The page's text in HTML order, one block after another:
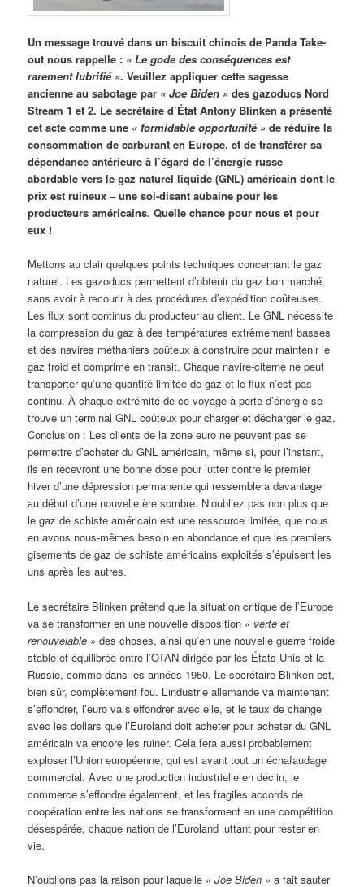
Un message trouvé dans un biscuit chinois de Panda Take-
out nous rappelle : « Le gode des conséquences est
rarement lubrifié ». Veuillez appliquer cette sagesse
ancienne au sabotage par « Joe Biden » des gazoducs Nord
Stream 1 et 2. Le secrétaire d’État Antony Blinken a présenté
cet acte comme une « formidable opportunité » de réduire la
consommation de carburant en Europe, et de transférer sa
dépendance antérieure à l’égard de l’énergie russe
abordable vers le gaz naturel liquide (GNL) américain dont le
prix est ruineux – une soi-disant aubaine pour les
producteurs américains. Quelle chance pour nous et pour
eux !
Mettons au clair quelques points techniques concernant le gaz
naturel. Les gazoducs permettent d’obtenir du gaz bon marché,
sans avoir à recourir à des procédures d’expédition coûteuses.
Les flux sont continus du producteur au client. Le GNL nécessite
la compression du gaz à des températures extrêmement basses
et des navires méthaniers coûteux à construire pour maintenir le
gaz froid et comprimé en transit. Chaque navire-citerne ne peut
transporter qu’une quantité limitée de gaz et le flux n’est pas
continu. À chaque extrémité de ce voyage à perte d’énergie se
trouve un terminal GNL coûteux pour charger et décharger le gaz.
Conclusion : Les clients de la zone euro ne peuvent pas se
permettre d’acheter du GNL américain, même si, pour l’instant,
ils en recevront une bonne dose pour lutter contre le premier
hiver d’une dépression permanente qui ressemblera davantage
au début d’une nouvelle ère sombre. N’oubliez pas non plus que
le gaz de schiste américain est une ressource limitée, que nous
en avons nous-mêmes besoin en abondance et que les premiers
gisements de gaz de schiste américains exploités s’épuisent les
uns après les autres.
Le secrétaire Blinken prétend que la situation critique de l’Europe
va se transformer en une nouvelle disposition « verte et
renouvelable » des choses, ainsi qu’en une nouvelle guerre froide
stable et équilibrée entre l’OTAN dirigée par les États-Unis et la
Russie, comme dans les années 1950. Le secrétaire Blinken est,
bien sûr, complètement fou. L’industrie allemande va maintenant
s’effondrer, l’euro va s’effondrer avec elle, et le taux de change
avec les dollars que l’Euroland doit acheter pour acheter du GNL
américain va encore les ruiner. Cela fera aussi probablement
exploser l’Union européenne, qui est avant tout un échafaudage
commercial. Avec une production industrielle en déclin, le
commerce s’effondre également, et les fragiles accords de
coopération entre les nations se transforment en une compétition
désespérée, chaque nation de l’Euroland luttant pour rester en
vie.
N’oublions pas la raison pour laquelle « Joe Biden » a fait sauter